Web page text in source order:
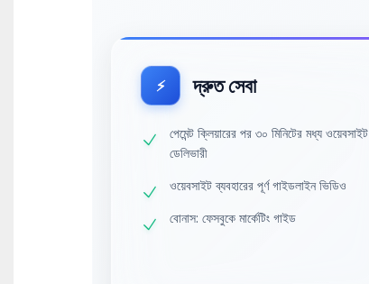
⚡ দ্রুত সেবা
পেমেন্ট ক্লিয়ারের পর ৩০ মিনিটের মধ্য ওয়েবসাইট
ডেলিভারী
ওয়েবসাইট ব্যবহারের পূর্ণ গাইডলাইন ভিডিও
বোনাস: ফেসবুকে মার্কেটিং গাইড